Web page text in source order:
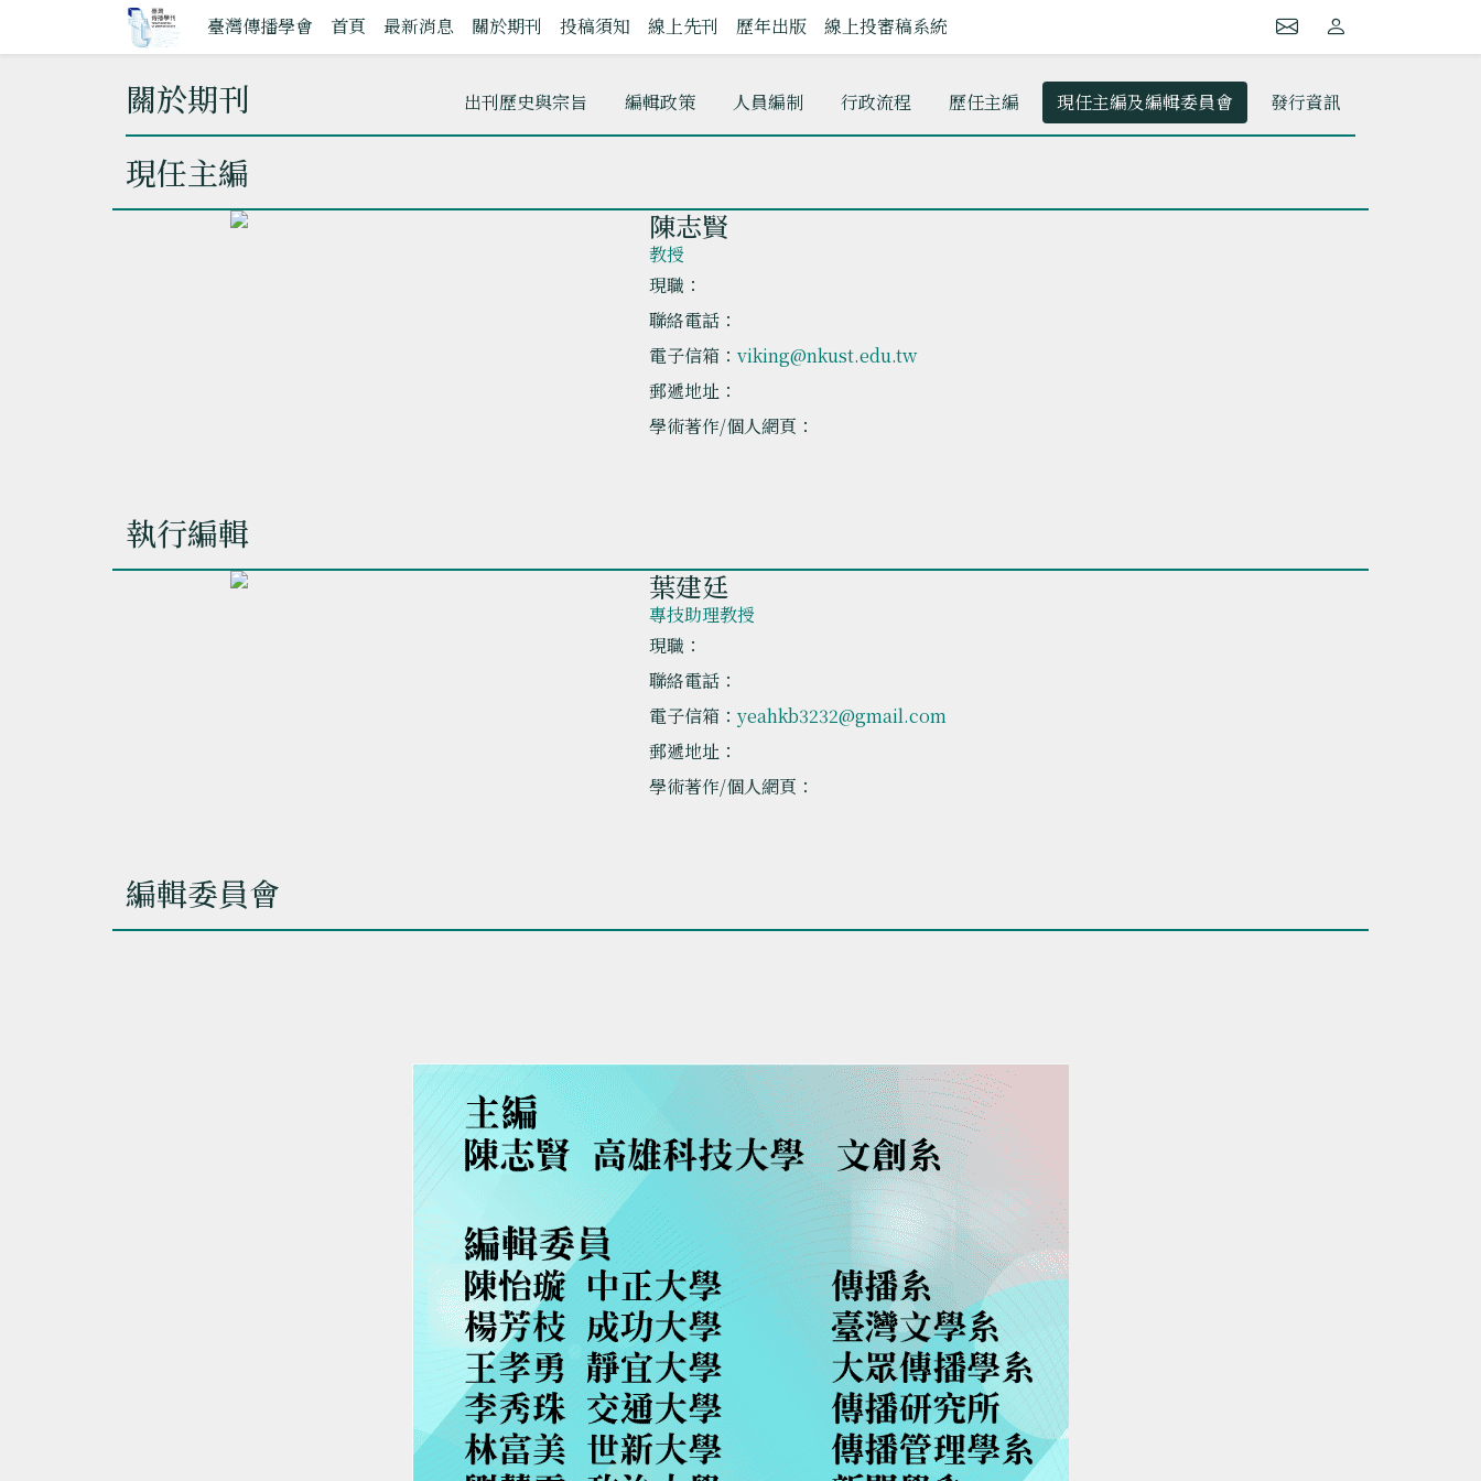
臺灣傳播學會 首頁 最新消息 關於期刊 投稿須知 線上先刊 歷年出版 線上投審稿系統
關於期刊 出刊歷史與宗旨 編輯政策 人員編制 行政流程 歷任主編 現任主編及編輯委員會 發行資訊
現任主編
陳志賢
教授
現職：
聯絡電話：
電子信箱： viking@nkust.edu.tw
郵遞地址：
學術著作/個人網頁：
執行編輯
葉建廷
專技助理教授
現職：
聯絡電話：
電子信箱： yeahkb3232@gmail.com
郵遞地址：
學術著作/個人網頁：
編輯委員會